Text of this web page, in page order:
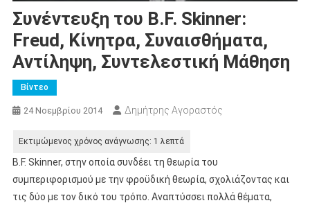
Συνέντευξη του B.F. Skinner:
Freud, Κίνητρα, Συναισθήματα,
Αντίληψη, Συντελεστική Μάθηση
Βίντεο
24 Νοεμβρίου 2014 Δημήτρης Αγοραστός
B.F. Skinner, στην οποία συνδέει τη θεωρία του
συμπεριφορισμού με την φροϋδική θεωρία, σχολιάζοντας και
τις δύο με τον δικό του τρόπο. Αναπτύσσει πολλά θέματα,